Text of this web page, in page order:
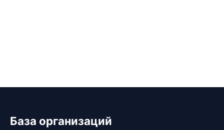
База организаций